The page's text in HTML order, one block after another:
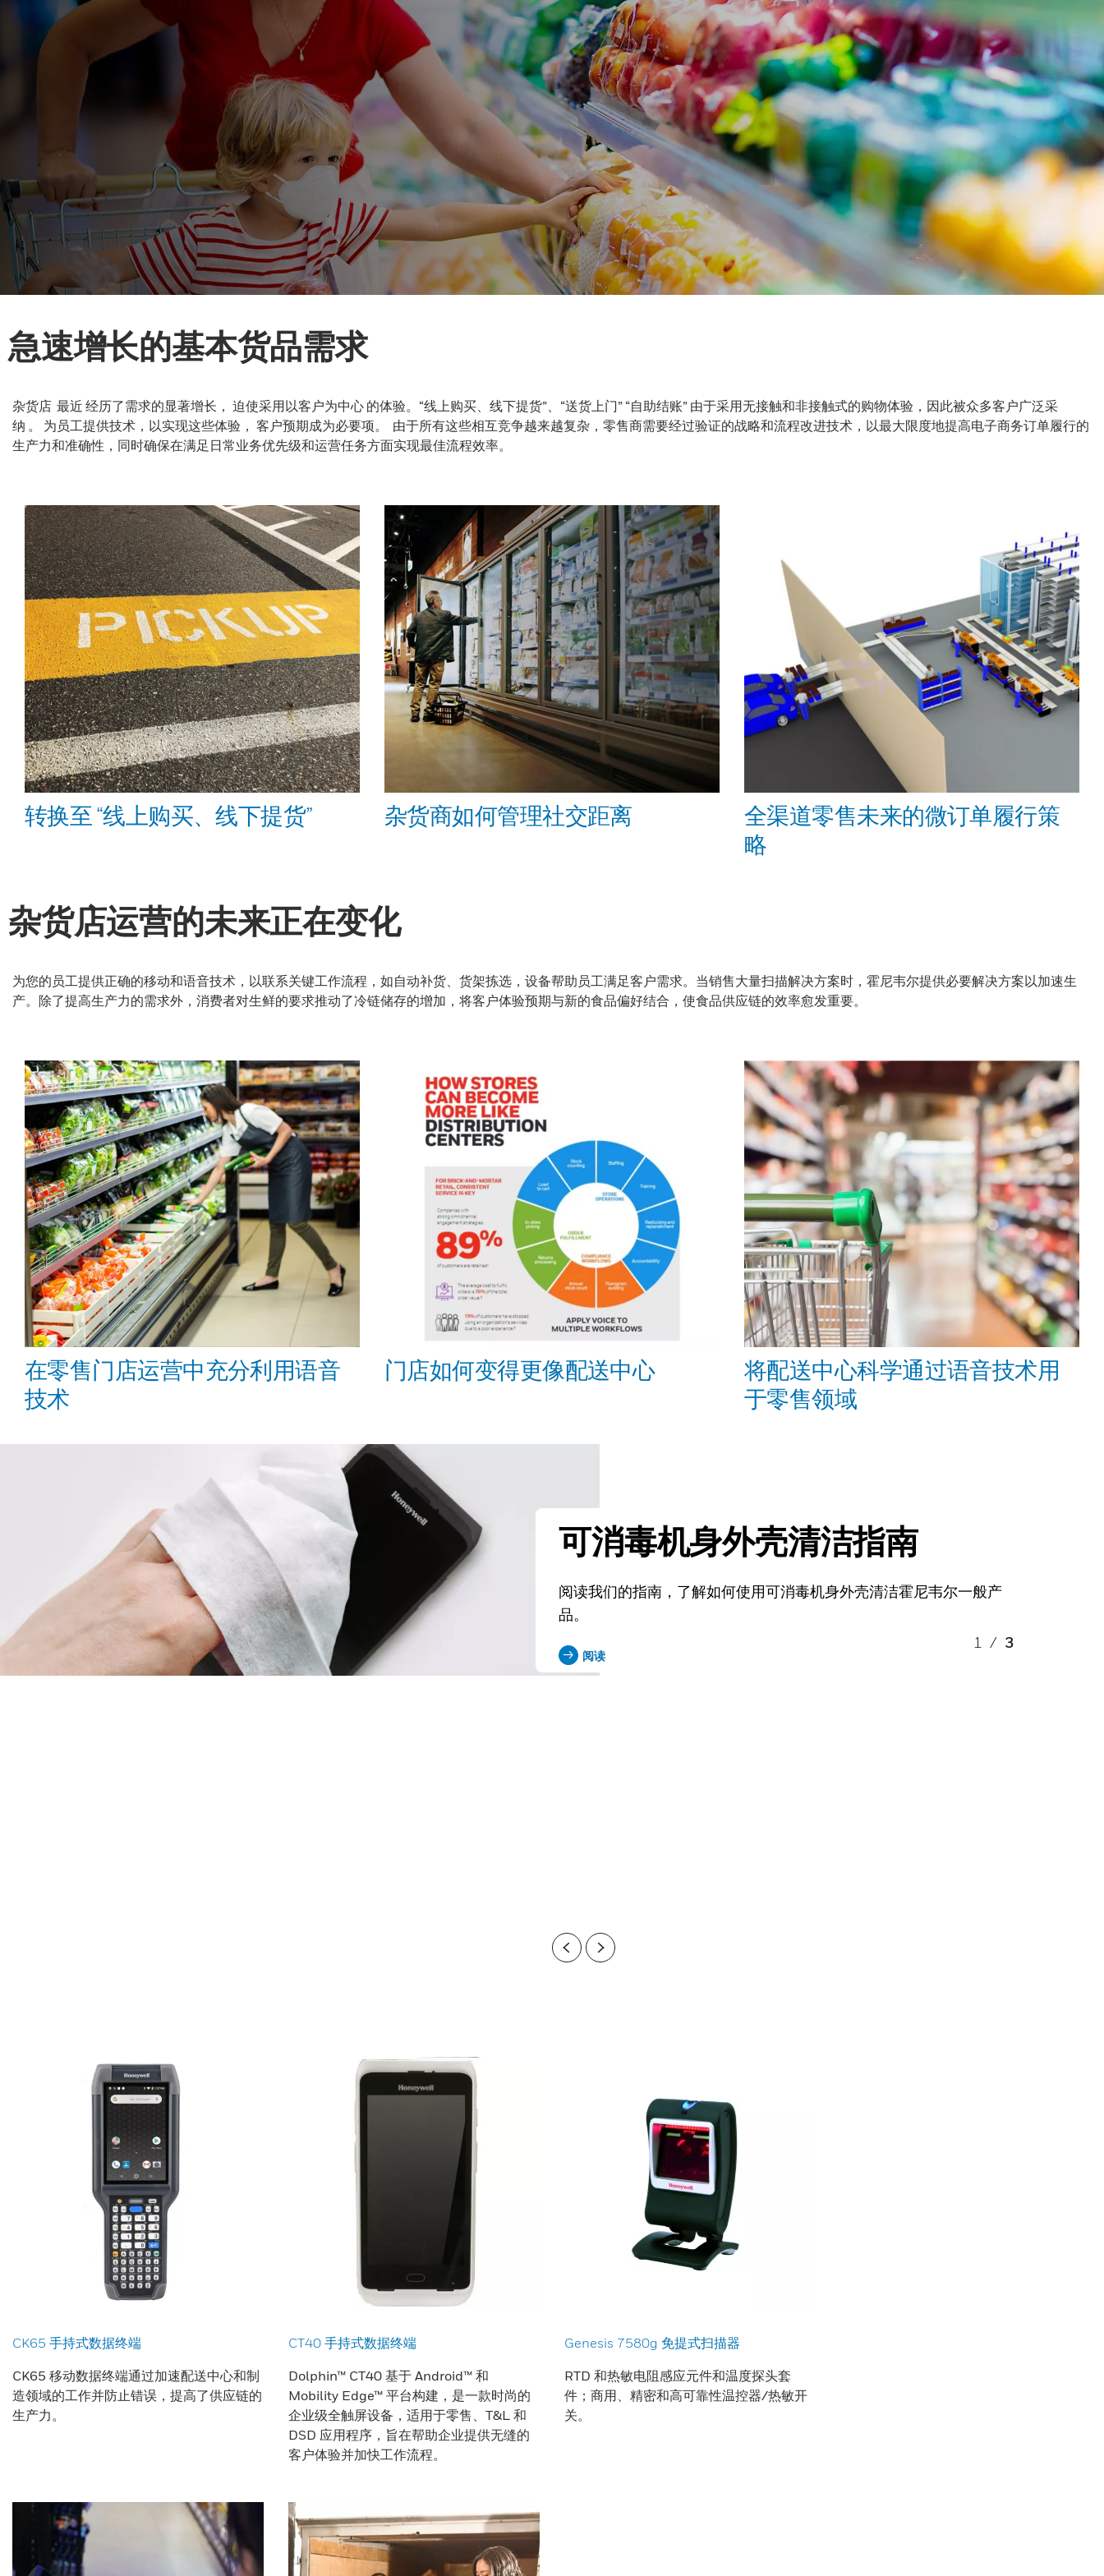
急速增长的基本货品需求
杂货店 最近 经历了需求的显著增长， 迫使采用以客户为中心 的体验。“线上购买、线下提货”、“送货上门” “自助结账” 由于采用无接触和非接触式的购物体验，因此被众多客户广泛采
纳 。 为员工提供技术，以实现这些体验， 客户预期成为必要项。 由于所有这些相互竞争越来越复杂，零售商需要经过验证的战略和流程改进技术，以最大限度地提高电子商务订单履行的
生产力和准确性，同时确保在满足日常业务优先级和运营任务方面实现最佳流程效率。
转换至 “线上购买、线下提货” 杂货商如何管理社交距离
全渠道零售未来的微订单履行策
略
杂货店运营的未来正在变化
为您的员工提供正确的移动和语音技术，以联系关键工作流程，如自动补货、货架拣选，设备帮助员工满足客户需求。当销售大量扫描解决方案时，霍尼韦尔提供必要解决方案以加速生
产。除了提高生产力的需求外，消费者对生鲜的要求推动了冷链储存的增加，将客户体验预期与新的食品偏好结合，使食品供应链的效率愈发重要。
在零售门店运营中充分利用语音
技术
门店如何变得更像配送中心
将配送中心科学通过语音技术用
于零售领域
可消毒机身外壳清洁指南
阅读我们的指南，了解如何使用可消毒机身外壳清洁霍尼韦尔一般产
品。
阅读
1 / 3
CK65 手持式数据终端
CK65 移动数据终端通过加速配送中心和制
造领域的工作并防止错误，提高了供应链的
生产力。
CT40 手持式数据终端
Dolphin™ CT40 基于 Android™ 和
Mobility Edge™ 平台构建，是一款时尚的
企业级全触屏设备，适用于零售、T&L 和
DSD 应用程序，旨在帮助企业提供无缝的
客户体验并加快工作流程。
Genesis 7580g 免提式扫描器
RTD 和热敏电阻感应元件和温度探头套
件；商用、精密和高可靠性温控器/热敏开
关。